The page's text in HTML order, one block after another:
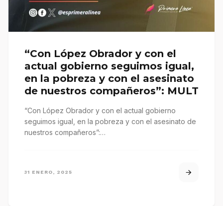
“Con López Obrador y con el
actual gobierno seguimos igual,
en la pobreza y con el asesinato
de nuestros compañeros”: MULT
“Con López Obrador y con el actual gobierno
seguimos igual, en la pobreza y con el asesinato de
nuestros compañeros”:…
31 ENERO, 2025